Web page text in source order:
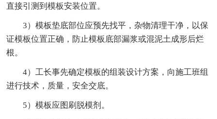
直接引测到模板安装位置。
3）模板垫底部位应预先找平，杂物清理干净，以保
证模板位置正确，防止模板底部漏浆或混泥土成形后烂
根。
4）工长事先确定模板的组装设计方案，向施工班组
进行技术，质量，安全交底。
5）模板应图刷脱模剂。